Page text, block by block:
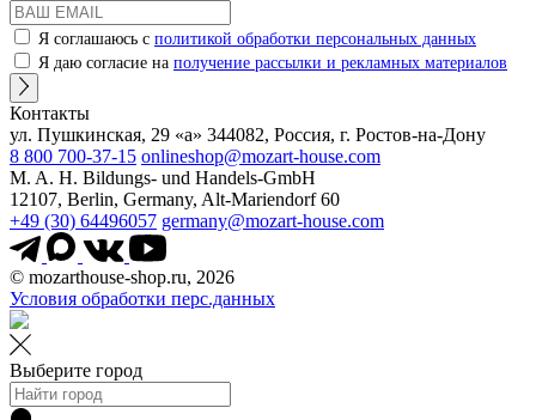
Я соглашаюсь с политикой обработки персональных данных
Я даю согласие на получение рассылки и рекламных материалов
Контакты
ул. Пушкинская, 29 «а» 344082, Россия, г. Ростов-на-Дону
8 800 700-37-15 onlineshop@mozart-house.com
M. A. H. Bildungs- und Handels-GmbH
12107, Berlin, Germany, Alt-Mariendorf 60
+49 (30) 64496057 germany@mozart-house.com
© mozarthouse-shop.ru, 2026
Условия обработки перс.данных
Выберите город